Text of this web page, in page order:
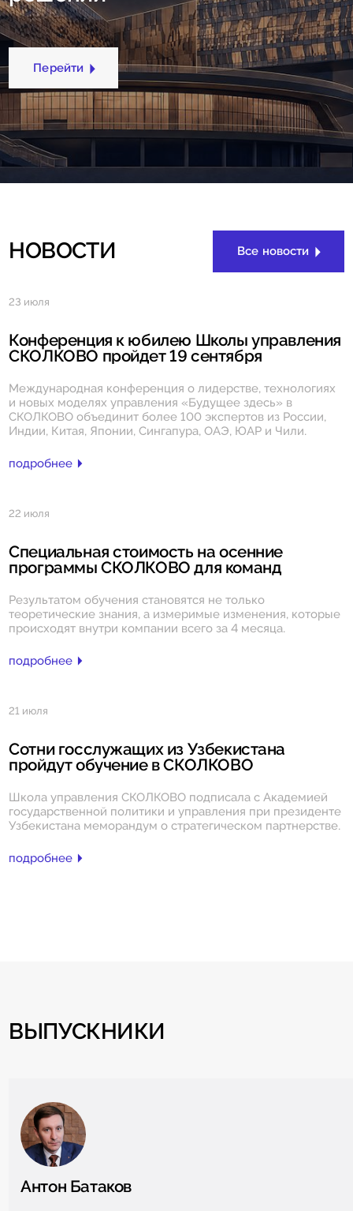
Перейти
НОВОСТИ Все новости
23 июля
Конференция к юбилею Школы управления
СКОЛКОВО пройдет 19 сентября
Международная конференция о лидерстве, технологиях
и новых моделях управления «Будущее здесь» в
СКОЛКОВО объединит более 100 экспертов из России,
Индии, Китая, Японии, Сингапура, ОАЭ, ЮАР и Чили.
подробнее
22 июля
Специальная стоимость на осенние
программы СКОЛКОВО для команд
Результатом обучения становятся не только
теоретические знания, а измеримые изменения, которые
происходят внутри компании всего за 4 месяца.
подробнее
21 июля
Сотни госслужащих из Узбекистана
пройдут обучение в СКОЛКОВО
Школа управления СКОЛКОВО подписала с Академией
государственной политики и управления при президенте
Узбекистана меморандум о стратегическом партнерстве.
подробнее
ВЫПУСКНИКИ
Антон Батаков